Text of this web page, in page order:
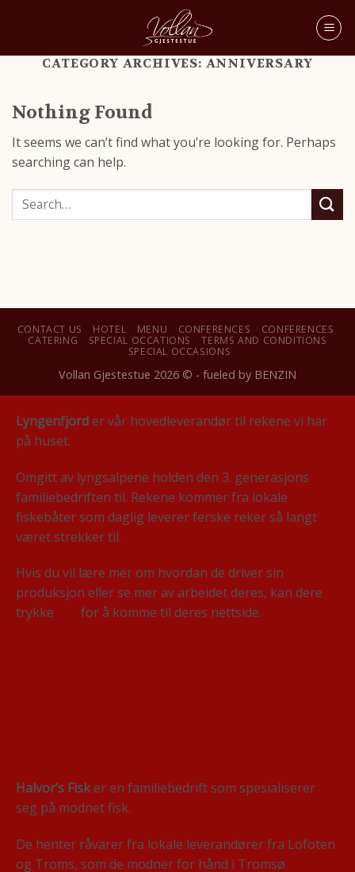
CATEGORY ARCHIVES: ANNIVERSARY
Nothing Found
It seems we can’t find what you’re looking for. Perhaps
searching can help.
Search
CONTACT US HOTEL MENU CONFERENCES
CONFERENCES
CATERING
SPECIAL OCCATIONS
TERMS AND CONDITIONS
SPECIAL OCCASIONS
Vollan Gjestestue 2026 © - fueled by BENZIN
Lyngenfjord er vår hovedleverandør til rekene vi har
på huset.
Omgitt av lyngsalpene holden den 3. generasjons
familiebedriften til. Rekene kommer fra lokale
fiskebåter som daglig leverer ferske reker så langt
været strekker til.
Hvis du vil lære mer om hvordan de driver sin
produksjon eller se mer av arbeidet deres, kan dere
trykke
for å komme til deres nettside.
Halvor’s Fisk er en familiebedrift som spesialiserer
seg på modnet fisk.
De henter råvarer fra lokale leverandører fra Lofoten
og Troms, som de modner for hånd i Tromsø